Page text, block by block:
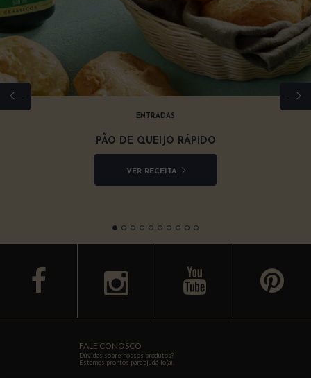
ENTRADAS
PÃO DE QUEIJO RÁPIDO
VER RECEITA
facebook youtube
FALE CONOSCO
Dúvidas sobre nossos produtos?
Estamos prontos para ajudá-lo(a).